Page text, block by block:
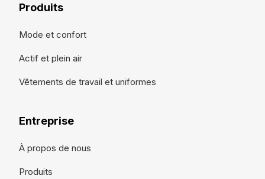
Produits
Mode et confort
Actif et plein air
Vêtements de travail et uniformes
Entreprise
À propos de nous
Produits